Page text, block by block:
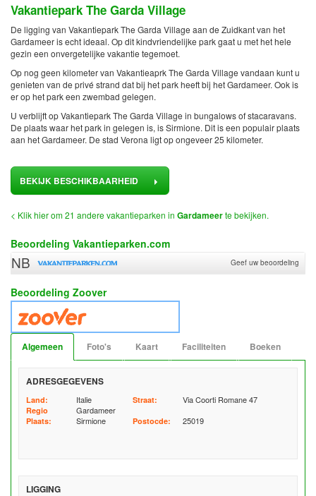
Vakantiepark The Garda Village
De ligging van Vakantiepark The Garda Village aan de Zuidkant van het
Gardameer is echt ideaal. Op dit kindvriendelijke park gaat u met het hele
gezin een onvergetelijke vakantie tegemoet.
Op nog geen kilometer van Vakantieaprk The Garda Village vandaan kunt u
genieten van de privé strand dat bij het park heeft bij het Gardameer. Ook is
er op het park een zwembad gelegen.
U verblijft op Vakantiepark The Garda Village in bungalows of stacaravans.
De plaats waar het park in gelegen is, is Sirmione. Dit is een populair plaats
aan het Gardameer. De stad Verona ligt op ongeveer 25 kilometer.
BEKIJK BESCHIKBAARHEID
< Klik hier om 21 andere vakantieparken in Gardameerte bekijken.
Beoordeling Vakantieparken.com
NB Geef uw beoordeling
Beoordeling Zoover
Algemeen Foto's Kaart Faciliteiten Boeken
ADRESGEGEVENS
Land: Italie Straat: Via Coorti Romane 47
Regio Gardameer
Plaats: Sirmione Postocde: 25019
LIGGING